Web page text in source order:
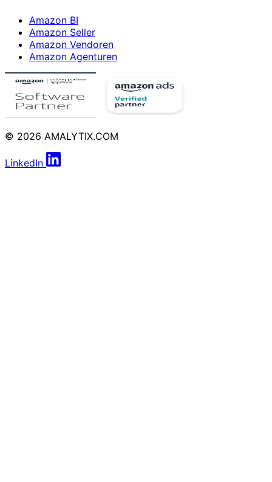
Amazon BI
Amazon Seller
Amazon Vendoren
Amazon Agenturen
© 2026 AMALYTIX.COM
LinkedIn